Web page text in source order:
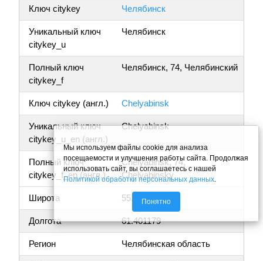
Ключ citykey Челябинск
Уникальный ключ
citykey_u
Челябинск
Полный ключ
citykey_f
Челябинск, 74, Челябинский
Ключ citykey (англ.) Chelyabinsk
Уникальный ключ
citykey_u_en (англ.)
Chelyabinsk
Полный ключ
citykey_f_en (англ.)
Chelyabinsk, 74,
Chelyabinsky
Широта 55.162294
Долгота 61.401179
Регион Челябинская область
Мы используем файлы cookie для анализа
посещаемости и улучшения работы сайта. Продолжая
использовать сайт, вы соглашаетесь с нашей
Политикой обработки персональных данных.
Понятно